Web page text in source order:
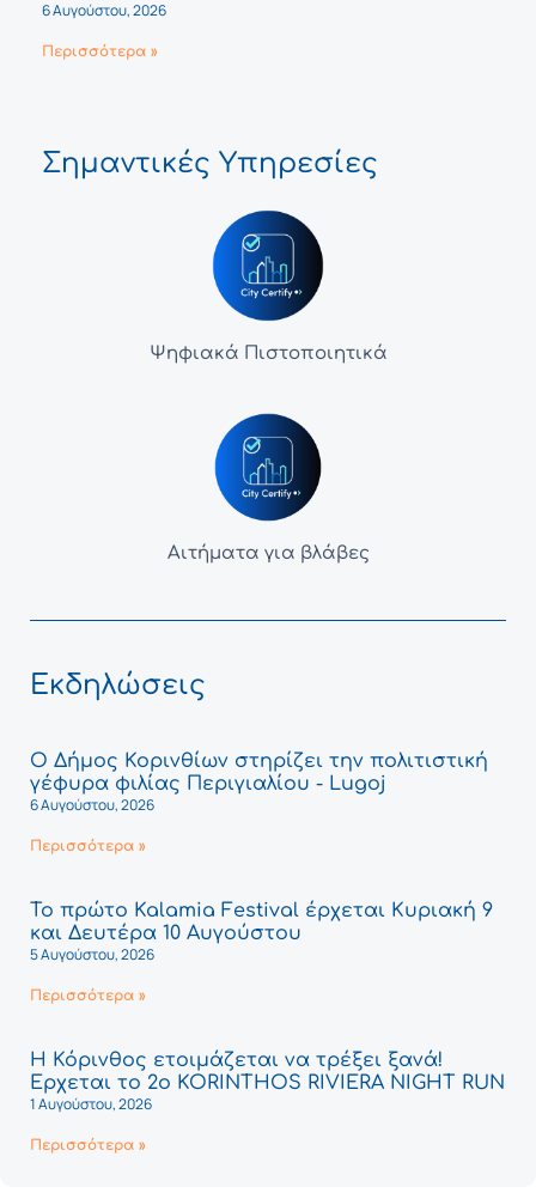
6 Αυγούστου, 2026
Περισσότερα »
Σημαντικές Υπηρεσίες
Ψηφιακά Πιστοποιητικά
Αιτήματα για βλάβες
Εκδηλώσεις
Ο Δήμος Κορινθίων στηρίζει την πολιτιστική
γέφυρα φιλίας Περιγιαλίου - Lugoj
6 Αυγούστου, 2026
Περισσότερα »
Το πρώτο Kalamia Festival έρχεται Κυριακή 9
και Δευτέρα 10 Αυγούστου
5 Αυγούστου, 2026
Περισσότερα »
Η Κόρινθος ετοιμάζεται να τρέξει ξανά!
Έρχεται το 2ο KORINTHOS RIVIERA NIGHT RUN
1 Αυγούστου, 2026
Περισσότερα »